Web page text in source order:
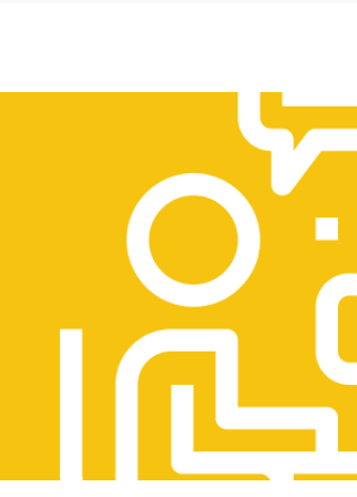
от 3300 ₽
от 1400 ₽
от 2700 ₽
от 950 ₽
от 1750 ₽